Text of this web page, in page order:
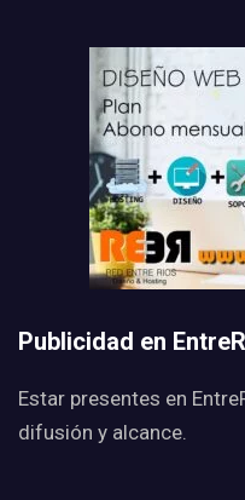
Publicidad en
Estar presentes en
difusión y alcance.